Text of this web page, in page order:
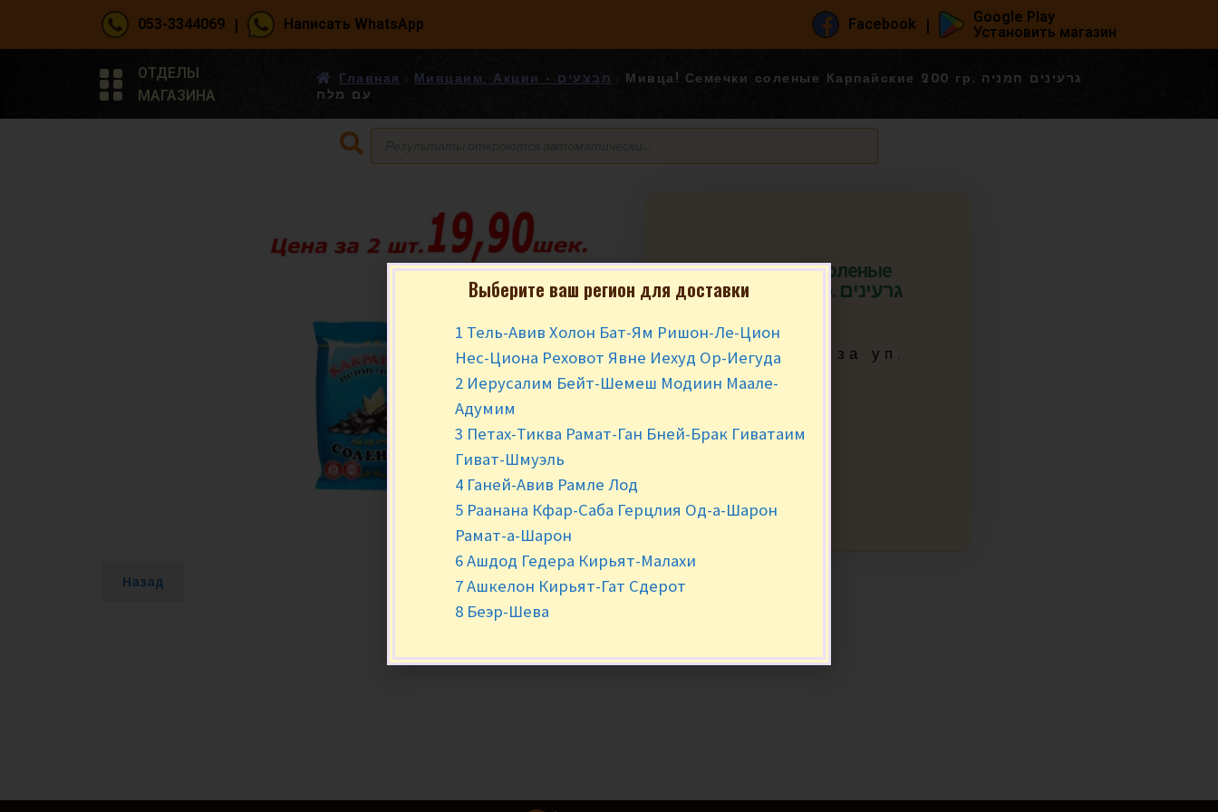
053-3344069 | Написать WhatsApp Facebook |
Google Play
Установить магазин
ОТДЕЛЫ
МАГАЗИНА
Главная Мивцаим, Акции - מבצעים
Мивца! Семечки соленые Карпайские 200 гр. גרעינים חמניה
עם מלח
Мивца! Семечки соленые
Карпайские 200 гр. גרעינים
₪10.90 ₪9.95 за уп.
Нет в наличии
Назад
Выберите ваш регион для доставки
1 Тель-Авив Холон Бат-Ям Ришон-Ле-Цион
Нес-Циона Реховот Явне Иехуд Ор-Иегуда
2 Иерусалим Бейт-Шемеш Модиин Маале-
Адумим
3 Петах-Тиква Рамат-Ган Бней-Брак Гиватаим
Гиват-Шмуэль
4 Ганей-Авив Рамле Лод
5 Раанана Кфар-Саба Герцлия Од-а-Шарон
Рамат-а-Шарон
6 Ашдод Гедера Кирьят-Малахи
7 Ашкелон Кирьят-Гат Сдерот
8 Беэр-Шева